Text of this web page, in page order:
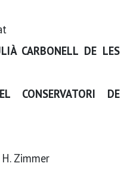
CARBONELL DE LES
CONSERVATORI DE
H. Zimmer